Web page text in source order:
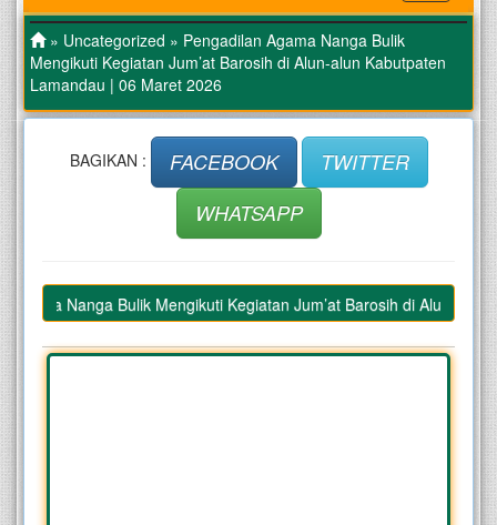
» Uncategorized » Pengadilan Agama Nanga Bulik
Mengikuti Kegiatan Jum’at Barosih di Alun-alun Kabutpaten
Lamandau | 06 Maret 2026
BAGIKAN : FACEBOOK
TWITTER
WHATSAPP
Nanga Bulik Mengikuti Kegiatan Jum’at Barosih di Alun-alun